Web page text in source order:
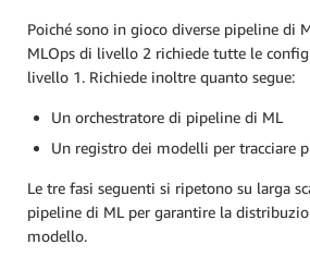
Poiché sono in gioco diverse pipeline di
MLOps di livello 2 richiede tutte le
livello 1. Richiede inoltre quanto segue:
Un orchestratore di pipeline di ML
Un registro dei modelli per tracciare
Le tre fasi seguenti si ripetono su larga
pipeline di ML per garantire la
modello.